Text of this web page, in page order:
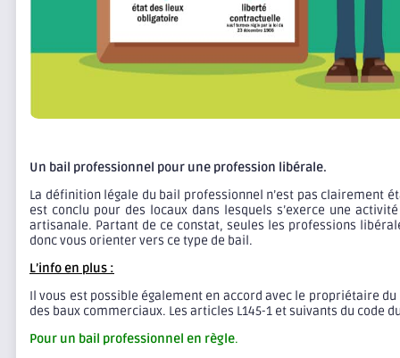
Un bail professionnel pour une profession libérale.
La définition légale du bail professionnel n’est pas clairement
est conclu pour des locaux dans lesquels s’exerce une
artisanale. Partant de ce constat, seules les professions
donc vous orienter vers ce type de bail.
L’info en plus :
Il vous est possible également en accord avec le propriétaire
des baux commerciaux. Les articles L145-1 et suivants du code
Pour un bail professionnel en règle.